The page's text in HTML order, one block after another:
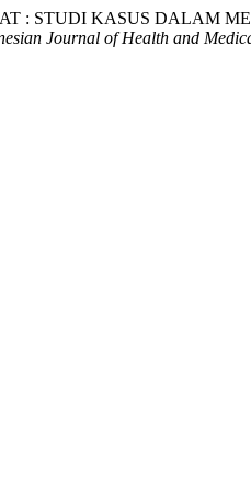
: STUDI KASUS DALAM
Journal of Health and